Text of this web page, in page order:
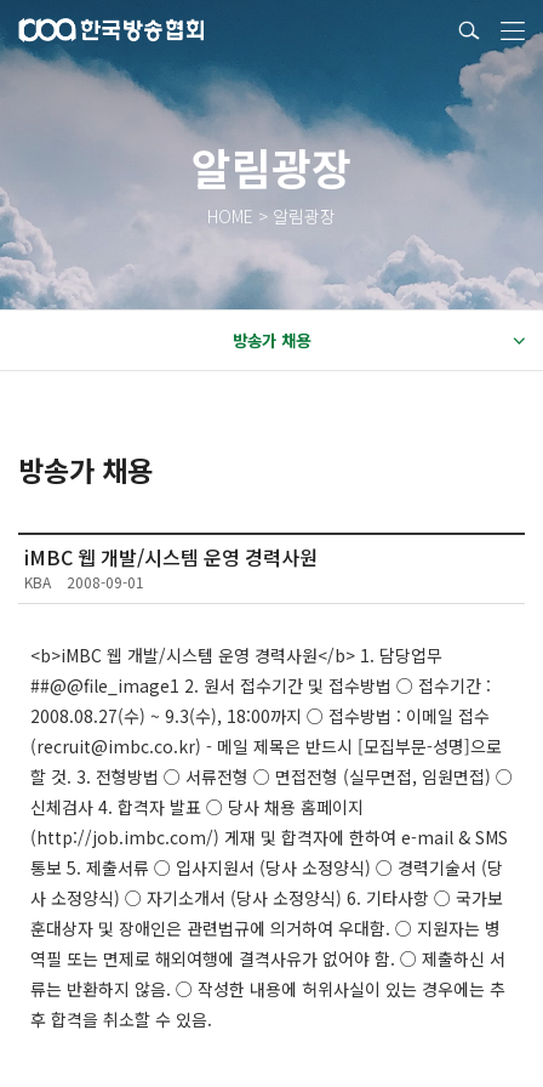
알림광장
HOME > 알림광장
방송가 채용
방송가 채용
iMBC 웹 개발/시스템 운영 경력사원
KBA 2008-09-01
<b>iMBC 웹 개발/시스템 운영 경력사원</b> 1. 담당업무
##@@file_image1 2. 원서 접수기간 및 접수방법 ○ 접수기간 :
2008.08.27(수) ~ 9.3(수), 18:00까지 ○ 접수방법 : 이메일 접수
(recruit@imbc.co.kr) - 메일 제목은 반드시 [모집부문-성명]으로
할 것. 3. 전형방법 ○ 서류전형 ○ 면접전형 (실무면접, 임원면접) ○
신체검사 4. 합격자 발표 ○ 당사 채용 홈페이지
(http://job.imbc.com/) 게재 및 합격자에 한하여 e-mail & SMS
통보 5. 제출서류 ○ 입사지원서 (당사 소정양식) ○ 경력기술서 (당
사 소정양식) ○ 자기소개서 (당사 소정양식) 6. 기타사항 ○ 국가보
훈대상자 및 장애인은 관련법규에 의거하여 우대함. ○ 지원자는 병
역필 또는 면제로 해외여행에 결격사유가 없어야 함. ○ 제출하신 서
류는 반환하지 않음. ○ 작성한 내용에 허위사실이 있는 경우에는 추
후 합격을 취소할 수 있음.